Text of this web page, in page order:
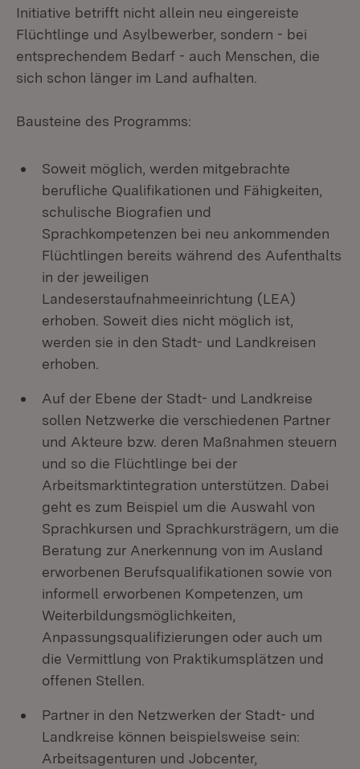
Initiative betrifft nicht allein neu eingereiste
Flüchtlinge und Asylbewerber, sondern - bei
entsprechendem Bedarf - auch Menschen, die
sich schon länger im Land aufhalten.
Bausteine des Programms:
Soweit möglich, werden mitgebrachte
berufliche Qualifikationen und Fähigkeiten,
schulische Biografien und
Sprachkompetenzen bei neu ankommenden
Flüchtlingen bereits während des Aufenthalts
in der jeweiligen
Landeserstaufnahmeeinrichtung (LEA)
erhoben. Soweit dies nicht möglich ist,
werden sie in den Stadt- und Landkreisen
erhoben.
Auf der Ebene der Stadt- und Landkreise
sollen Netzwerke die verschiedenen Partner
und Akteure bzw. deren Maßnahmen steuern
und so die Flüchtlinge bei der
Arbeitsmarktintegration unterstützen. Dabei
geht es zum Beispiel um die Auswahl von
Sprachkursen und Sprachkursträgern, um die
Beratung zur Anerkennung von im Ausland
erworbenen Berufsqualifikationen sowie von
informell erworbenen Kompetenzen, um
Weiterbildungsmöglichkeiten,
Anpassungsqualifizierungen oder auch um
die Vermittlung von Praktikumsplätzen und
offenen Stellen.
Partner in den Netzwerken der Stadt- und
Landkreise können beispielsweise sein:
Arbeitsagenturen und Jobcenter,